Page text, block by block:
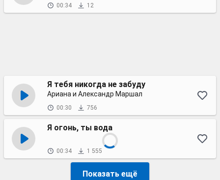
00:34 12
Я тебя никогда не забуду
Ариана и Александр Маршал
00:30 756
Я огонь, ты вода
00:34 1 555
Показать ещё